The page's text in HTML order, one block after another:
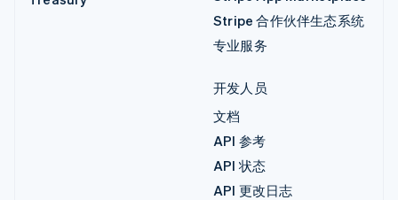
Stripe 合作伙伴生态系统
专业服务
开发人员
文档
API 参考
API 状态
API 更改日志